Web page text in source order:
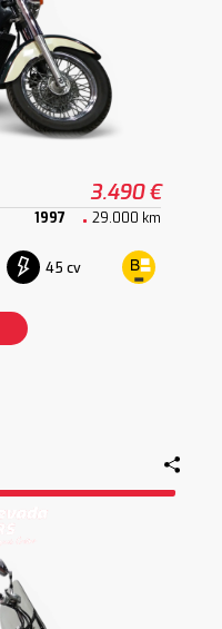
3.490 €
1997 29.000 km
45 cv